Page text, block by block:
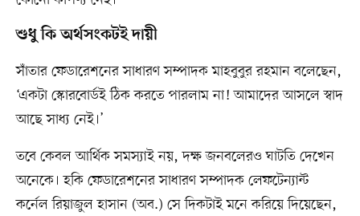
‎শুধু কি অর্থসংকটই দায়ী
সাঁতার ফেডারেশনের সাধারণ সম্পাদক মাহবুবুর রহমান বলেছেন,
‘একটা স্কোরবোর্ডই ঠিক করতে পারলাম না! আমাদের আসলে স্বাদ
আছে সাধ্য নেই।’
তবে কেবল আর্থিক সমস্যাই নয়, দক্ষ জনবলেরও ঘাটতি দেখেন
অনেকে। ‎‎হকি ফেডারেশনের সাধারণ সম্পাদক লেফটেন্যান্ট
কর্নেল রিয়াজুল হাসান (অব.) সে দিকটাই মনে করিয়ে দিয়েছেন,